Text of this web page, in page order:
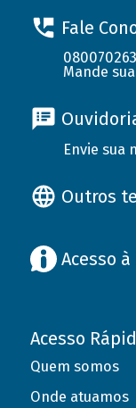
Fale
Mande
Envie sua
Outros
Acesso
Acesso
Quem somos
Onde atuamos